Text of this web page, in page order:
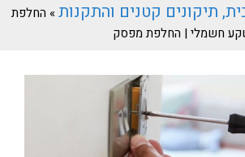
תיקונים קטנים והתקנות» החלפת
חשמלי | החלפת מפסק